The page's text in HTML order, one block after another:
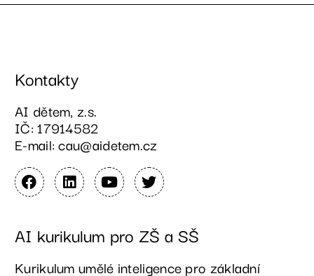
Kontakty
AI dětem, z.s.
IČ: 17914582
E-mail: cau@aidetem.cz
AI kurikulum pro ZŠ a SŠ
Kurikulum umělé inteligence pro základní